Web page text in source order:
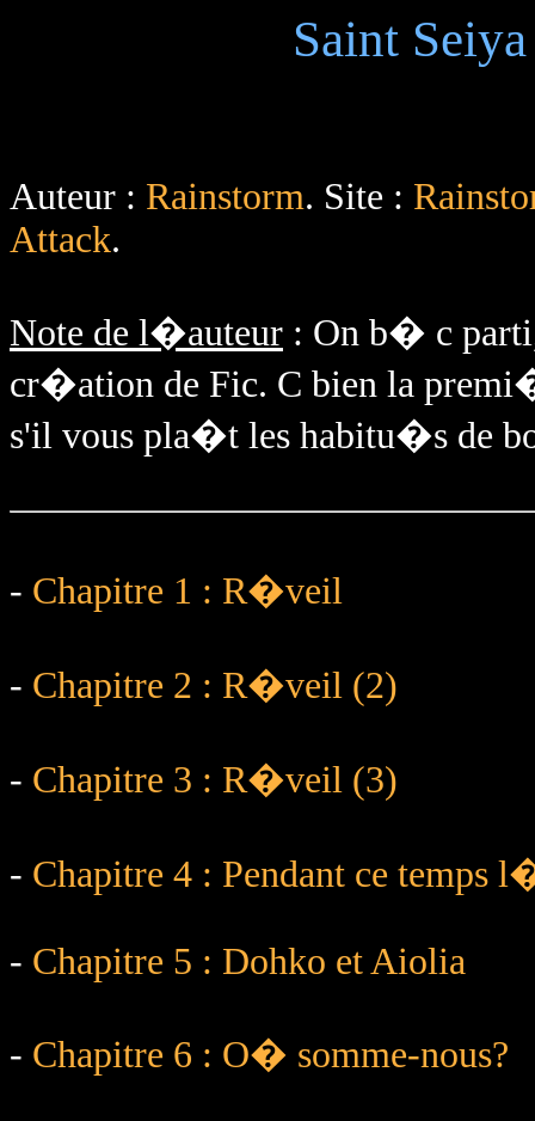
Saint
Auteur : Rainstorm. Site :
Attack.
Note de l�auteur : On b� c
cr�ation de Fic. C bien la
s'il vous pla�t les habitu�s de
- Chapitre 1 : R�veil
- Chapitre 2 : R�veil (2)
- Chapitre 3 : R�veil (3)
- Chapitre 4 : Pendant ce temps
- Chapitre 5 : Dohko et Aiolia
- Chapitre 6 : O� somme-nous?